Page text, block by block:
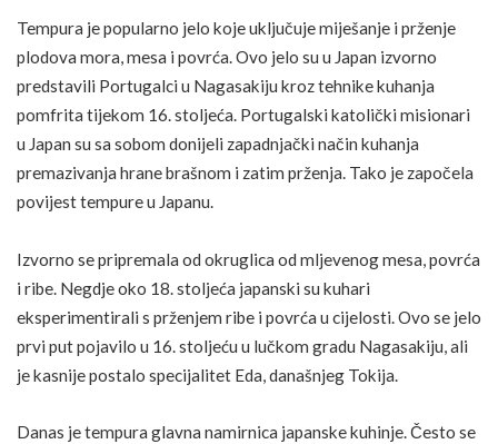
Tempura je popularno jelo koje uključuje miješanje i prženje
plodova mora, mesa i povrća. Ovo jelo su u Japan izvorno
predstavili Portugalci u Nagasakiju kroz tehnike kuhanja
pomfrita tijekom 16. stoljeća. Portugalski katolički misionari
u Japan su sa sobom donijeli zapadnjački način kuhanja
premazivanja hrane brašnom i zatim prženja. Tako je započela
povijest tempure u Japanu.
Izvorno se pripremala od okruglica od mljevenog mesa, povrća
i ribe. Negdje oko 18. stoljeća japanski su kuhari
eksperimentirali s prženjem ribe i povrća u cijelosti. Ovo se jelo
prvi put pojavilo u 16. stoljeću u lučkom gradu Nagasakiju, ali
je kasnije postalo specijalitet Eda, današnjeg Tokija.
Danas je tempura glavna namirnica japanske kuhinje. Često se